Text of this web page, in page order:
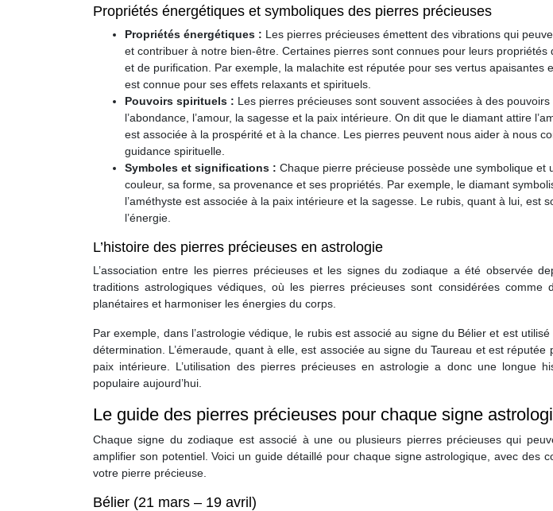
Propriétés énergétiques et symboliques des pierres précieuses
Propriétés énergétiques : Les pierres précieuses émettent des vibrations qui
et contribuer à notre bien-être. Certaines pierres sont connues pour leurs propriétés
et de purification. Par exemple, la malachite est réputée pour ses vertus apaisantes
est connue pour ses effets relaxants et spirituels.
Pouvoirs spirituels : Les pierres précieuses sont souvent associées à des
l’abondance, l’amour, la sagesse et la paix intérieure. On dit que le diamant attire
est associée à la prospérité et à la chance. Les pierres peuvent nous aider à nous
guidance spirituelle.
Symboles et significations : Chaque pierre précieuse possède une symbolique et
couleur, sa forme, sa provenance et ses propriétés. Par exemple, le diamant
l’améthyste est associée à la paix intérieure et la sagesse. Le rubis, quant à lui, est
l’énergie.
L’histoire des pierres précieuses en astrologie
L’association entre les pierres précieuses et les signes du zodiaque a été observée
traditions astrologiques védiques, où les pierres précieuses sont considérées comme
planétaires et harmoniser les énergies du corps.
Par exemple, dans l’astrologie védique, le rubis est associé au signe du Bélier et est
détermination. L’émeraude, quant à elle, est associée au signe du Taureau et est réputée
paix intérieure. L’utilisation des pierres précieuses en astrologie a donc une longue
populaire aujourd’hui.
Le guide des pierres précieuses pour chaque signe
Chaque signe du zodiaque est associé à une ou plusieurs pierres précieuses qui
amplifier son potentiel. Voici un guide détaillé pour chaque signe astrologique, avec des
votre pierre précieuse.
Bélier (21 mars – 19 avril)